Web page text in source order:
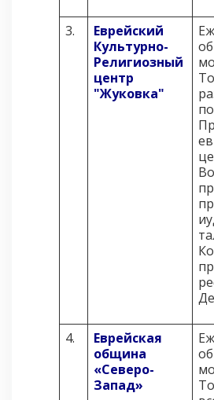
3.
Еврейский
Культурно-
Религиозный
центр
"Жуковка"
4.
Еврейская
община
«Северо-
Запад»